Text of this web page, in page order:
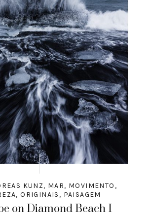
KUNZ, MAR, MOVIMENTO ,
,ORIGINAIS , PAISAGEM
on Diamond Beach I